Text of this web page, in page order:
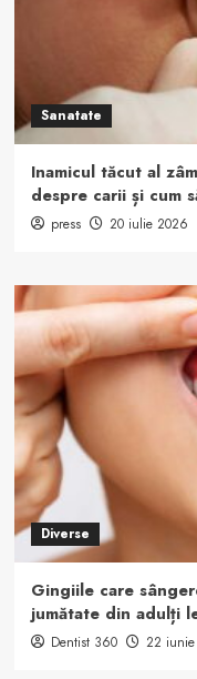
Sanatate
Inamicul tăcut al
despre carii și cum
press 20 iulie 2026
Diverse
Gingiile care
jumătate din adulți
Dentist 360 22